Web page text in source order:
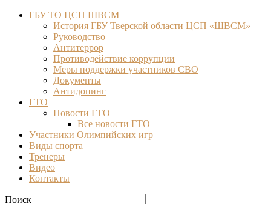
ГБУ ТО ЦСП ШВСМ
История ГБУ Тверской области ЦСП «ШВСМ»
Руководство
Антитеррор
Противодействие коррупции
Меры поддержки участников СВО
Документы
Антидопинг
ГТО
Новости ГТО
Все новости ГТО
Участники Олимпийских игр
Виды спорта
Тренеры
Видео
Контакты
Поиск